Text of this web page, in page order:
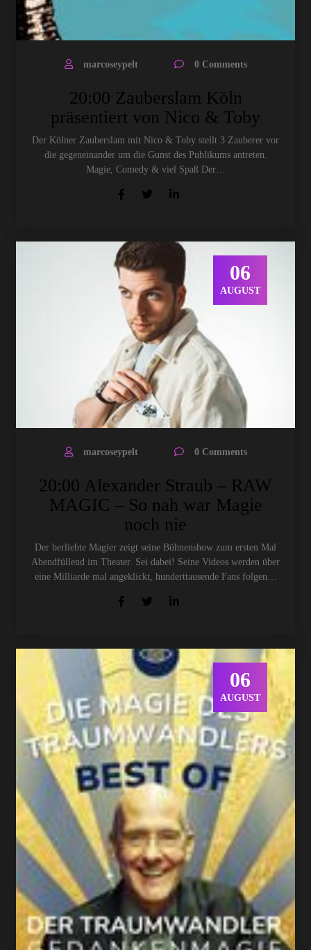
marcoseypelt 0 Comments
20:00 Zauberslam Köln
präsentiert von Nico & Toby
Der Kölner Zauberslam mit Nico & Toby stellt 3 Zauberer vor
die gegeneinander um die Gunst des Publikums antreten.
Magie, Comedy & viel Spaß Der…
06
AUGUST
marcoseypelt 0 Comments
20:00 Alexander Straub – RAW
MAGIC – So nah war Magie
noch nie
Der berliebte Magier zeigt seine Bühnenshow zum ersten Mal
Abendfüllend im Theater. Sei dabei! Seine Videos werden über
eine Milliarde mal angeklickt, hunderttausende Fans folgen…
06
AUGUST